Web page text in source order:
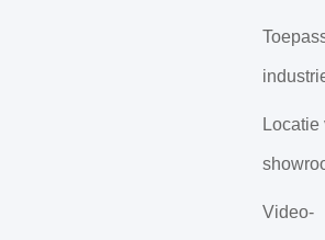
Locatie
Video-